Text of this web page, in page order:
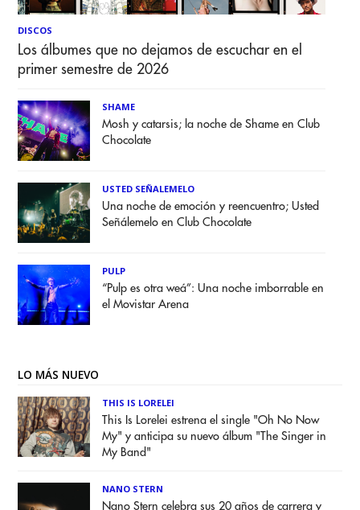
DISCOS
Los álbumes que no dejamos de escuchar en el
primer semestre de 2026
SHAME
Mosh y catarsis; la noche de Shame en Club
Chocolate
USTED SEÑALEMELO
Una noche de emoción y reencuentro; Usted
Señálemelo en Club Chocolate
PULP
“Pulp es otra weá”: Una noche imborrable en
el Movistar Arena
LO MÁS NUEVO
THIS IS LORELEI
This Is Lorelei estrena el single "Oh No Now
My" y anticipa su nuevo álbum "The Singer in
My Band"
NANO STERN
Nano Stern celebra sus 20 años de carrera y